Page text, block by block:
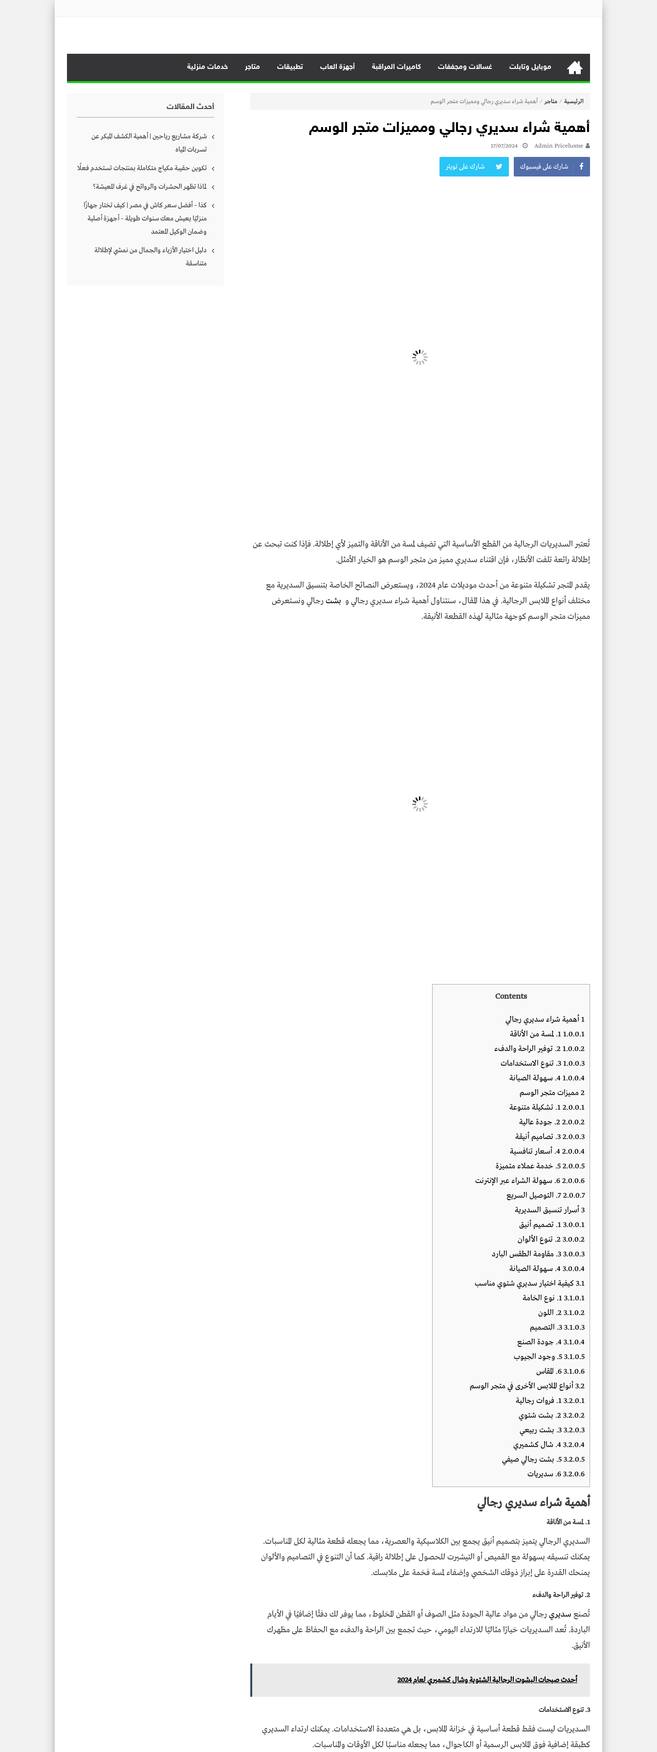
موبايل وتابلت غسالات ومجففات كاميرات المراقبة أجهزة العاب تطبيقات متاجر خدمات منزلية
الرئيسية ⁄ متاجر ⁄ أهمية شراء سديري رجالي ومميزات متجر الوسم
أهمية شراء سديري رجالي ومميزات متجر الوسم
Admin Pricehome
17/07/2024
شارك على فيسبوك شارك على تويتر
تُعتبر السديريات الرجالية من القطع الأساسية التي تضيف لمسة من الأناقة والتميز لأي إطلالة. فإذا كنت تبحث عن
إطلالة رائعة تلفت الأنظار، فإن اقتناء سديري مميز من متجر الوسم هو الخيار الأمثل.
يقدم المتجر تشكيلة متنوعة من أحدث موديلات عام 2024، ويستعرض النصائح الخاصة بتنسيق السديرية مع
مختلف أنواع الملابس الرجالية. في هذا المقال، سنتناول أهمية شراء سديري رجالي و بشترجالي ونستعرض
مميزات متجر الوسم كوجهة مثالية لهذه القطعة الأنيقة.
Contents
1 أهمية شراء سديري رجالي
1.0.0.1
1.0.0.2
1.0.0.3
1.0.0.4
2 مميزات متجر الوسم
2.0.0.1
2.0.0.2
2.0.0.3
2.0.0.4
2.0.0.5
2.0.0.6
2.0.0.7
3 أسرار تنسيق السديرية
3.0.0.1
3.0.0.2
3.0.0.3
3.0.0.4
3.1كيفية اختيار سديري شتوي مناسب
3.1.0.1
3.1.0.2
3.1.0.3
3.1.0.4
3.1.0.5
3.1.0.6
3.2 أنواع الملابس الأخرى في متجر الوسم
3.2.0.1
3.2.0.2
3.2.0.3
3.2.0.4
3.2.0.5
3.2.0.6
أهمية شراء سديري رجالي
1. لمسة من الأناقة
السديري الرجالي يتميز بتصميم أنيق يجمع بين الكلاسيكية والعصرية، مما يجعله قطعة مثالية لكل المناسبات.
يمكنك تنسيقه بسهولة مع القميص أو التيشيرت للحصول على إطلالة راقية. كما أن التنوع في التصاميم والألوان
يمنحك القدرة على إبراز ذوقك الشخصي وإضفاء لمسة فخمة على ملابسك.
2. توفير الراحة والدفء
تُصنع سديريرجالي من مواد عالية الجودة مثل الصوف أو القطن المخلوط، مما يوفر لك دفئًا إضافيًا في الأيام
الباردة. تُعد السديريات خيارًا مثاليًا للارتداء اليومي، حيث تجمع بين الراحة والدفء مع الحفاظ على مظهرك
الأنيق.
أحدث صيحات البشوت الرجالية الشتوية وشال كشميري لعام 2024
3. تنوع الاستخدامات
السديريات ليست فقط قطعة أساسية في خزانة الملابس، بل هي متعددة الاستخدامات. يمكنك ارتداء السديري
كطبقة إضافية فوق الملابس الرسمية أو الكاجوال، مما يجعله مناسبًا لكل الأوقات والمناسبات.
أحدث المقالات
شركة مشاريع رياحين | أهمية الكشف المبكر عن
تسربات المياه
تكوين حقيبة مكياج متكاملة بمنتجات تستخدم فعلًا
لماذا تظهر الحشرات والروائح في غرف المعيشة؟
كذا – أفضل سعر كاش في مصر | كيف تختار جهازًا
منزليًا يعيش معك سنوات طويلة – أجهزة أصلية
وضمان الوكيل المعتمد
دليل اختيار الأزياء والجمال من نمشي لإطلالة
متناسقة